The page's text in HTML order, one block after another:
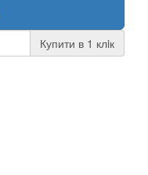
Купити в 1 клiк